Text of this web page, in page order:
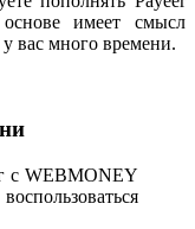
имеет смысл
вас много времени.
с WEBMONEY